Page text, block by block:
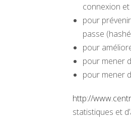
connexion et
pour
passe
pour
pour mener
pour mener
http://
statistiques et